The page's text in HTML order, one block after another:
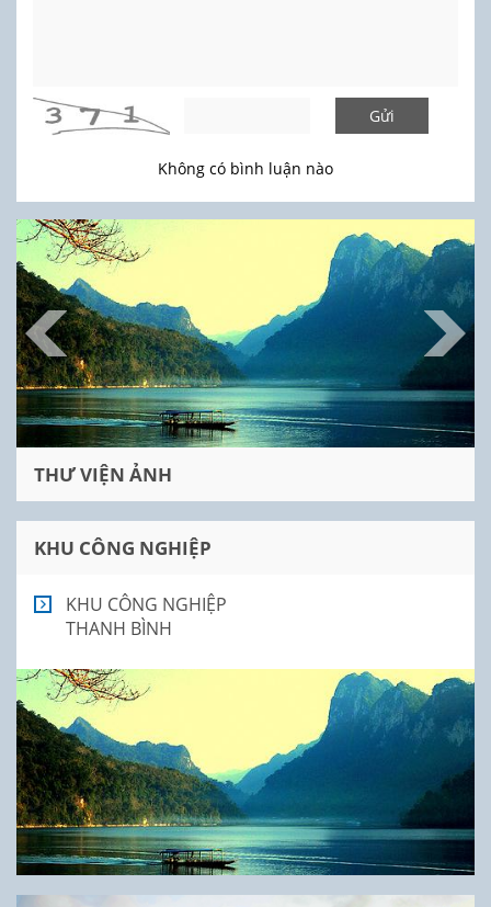
Gửi
Không có bình luận nào
THƯ VIỆN ẢNH
KHU CÔNG NGHIỆP
KHU CÔNG NGHIỆP
THANH BÌNH